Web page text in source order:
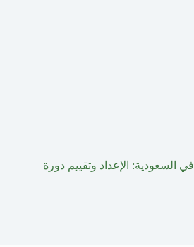
الإفصاح البيئي للمنتج EPD في السعودية: الإعداد وتقييم دورة